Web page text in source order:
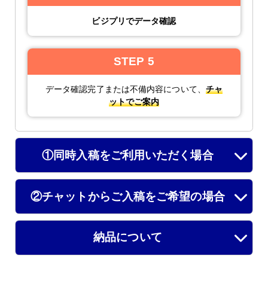
ビジプリでデータ確認
STEP 5
データ確認完了または不備内容について、 チャ
ットでご案内
①同時入稿をご利用いただく場合
②チャットからご入稿をご希望の場合
納品について